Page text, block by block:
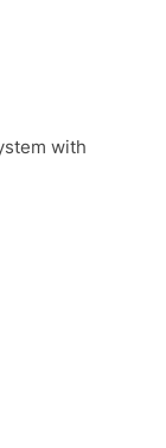
with